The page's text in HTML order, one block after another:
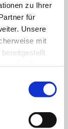
zu Ihrer
für
Unsere
mit